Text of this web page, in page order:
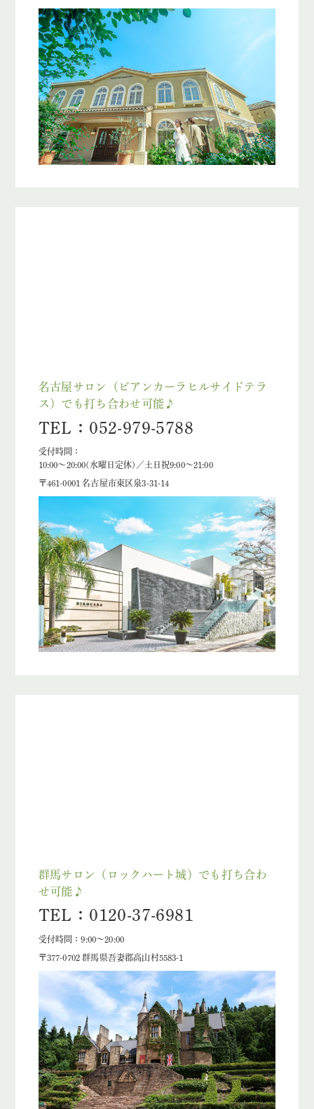
名古屋サロン（ビアンカーラヒルサイドテラ
ス）でも打ち合わせ可能♪
TEL：052-979-5788
受付時間：
10:00～20:00(水曜日定休)／土日祝9:00～21:00
〒461-0001 名古屋市東区泉3-31-14
群馬サロン（ロックハート城）でも打ち合わ
せ可能♪
TEL：0120-37-6981
受付時間：9:00～20:00
〒377-0702 群馬県吾妻郡高山村5583-1